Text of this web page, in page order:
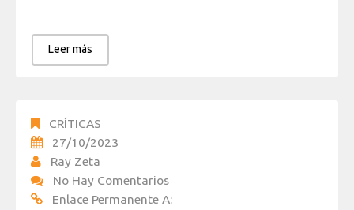
Leer más
CRÍTICAS
27/10/2023
Ray Zeta
No Hay Comentarios
Enlace Permanente A: